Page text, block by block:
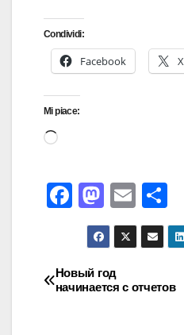
Condividi:
Facebook X
Mi piace:
F
e
b
M
a
st
o
d
E
m
ail
o
n
vi
Новый год
начинается с отчетов